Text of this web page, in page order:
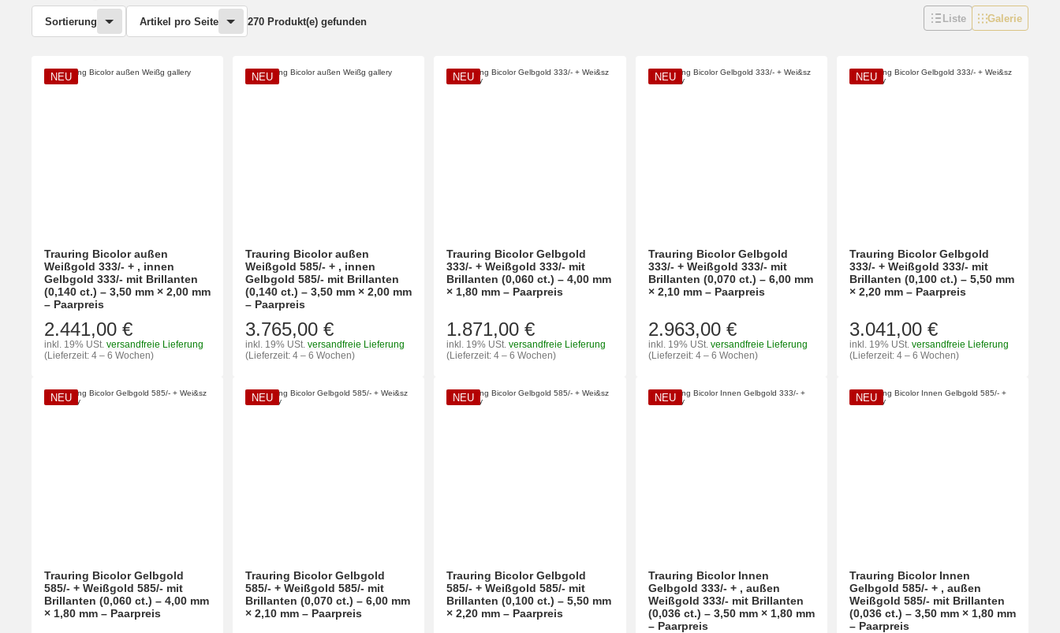
Sortierung Artikel pro Seite 270 Produkt(e) gefunden Liste Galerie
NEU
Trauring Bicolor außen
Weißgold 333/- + , innen
Gelbgold 333/- mit Brillanten
(0,140 ct.) – 3,50 mm × 2,00 mm
– Paarpreis
2.441,00 €
inkl. 19% USt. versandfreie Lieferung
(Lieferzeit: 4 – 6 Wochen)
NEU
Trauring Bicolor außen
Weißgold 585/- + , innen
Gelbgold 585/- mit Brillanten
(0,140 ct.) – 3,50 mm × 2,00 mm
– Paarpreis
3.765,00 €
inkl. 19% USt. versandfreie Lieferung
(Lieferzeit: 4 – 6 Wochen)
NEU
Trauring Bicolor Gelbgold
333/- + Weißgold 333/- mit
Brillanten (0,060 ct.) – 4,00 mm
× 1,80 mm – Paarpreis
1.871,00 €
inkl. 19% USt. versandfreie Lieferung
(Lieferzeit: 4 – 6 Wochen)
NEU
Trauring Bicolor Gelbgold
333/- + Weißgold 333/- mit
Brillanten (0,070 ct.) – 6,00 mm
× 2,10 mm – Paarpreis
2.963,00 €
inkl. 19% USt. versandfreie Lieferung
(Lieferzeit: 4 – 6 Wochen)
NEU
Trauring Bicolor Gelbgold
333/- + Weißgold 333/- mit
Brillanten (0,100 ct.) – 5,50 mm
× 2,20 mm – Paarpreis
3.041,00 €
inkl. 19% USt. versandfreie Lieferung
(Lieferzeit: 4 – 6 Wochen)
NEU
Trauring Bicolor Gelbgold
585/- + Weißgold 585/- mit
Brillanten (0,060 ct.) – 4,00 mm
× 1,80 mm – Paarpreis
NEU
Trauring Bicolor Gelbgold
585/- + Weißgold 585/- mit
Brillanten (0,070 ct.) – 6,00 mm
× 2,10 mm – Paarpreis
NEU
Trauring Bicolor Gelbgold
585/- + Weißgold 585/- mit
Brillanten (0,100 ct.) – 5,50 mm
× 2,20 mm – Paarpreis
NEU
Trauring Bicolor Innen
Gelbgold 333/- + , außen
Weißgold 333/- mit Brillanten
(0,036 ct.) – 3,50 mm × 1,80 mm
– Paarpreis
NEU
Trauring Bicolor Innen
Gelbgold 585/- + , außen
Weißgold 585/- mit Brillanten
(0,036 ct.) – 3,50 mm × 1,80 mm
– Paarpreis